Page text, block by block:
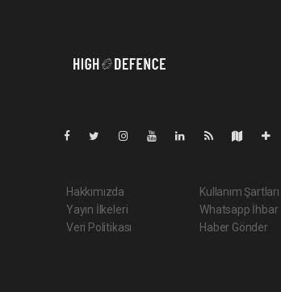
Hakkımızda
Yayın İlkeleri
Veri Politikası
Kullanım Şartları
Whatsapp İhbar
Haber Gönder